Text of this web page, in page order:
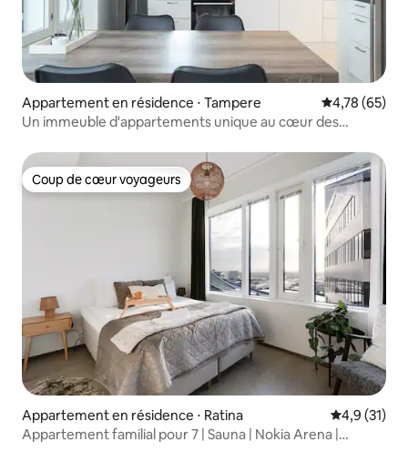
Appartement en résidence ⋅ Tampere Évaluation
4,78 (65)
Un immeuble d'appartements unique au cœur des
Coup de cœur voyageurs
Coup de cœur voyageurs
Appartement en résidence ⋅ Ratina Évaluation
4,9 (31)
Appartement familial pour 7 | Sauna | Nokia Arena |